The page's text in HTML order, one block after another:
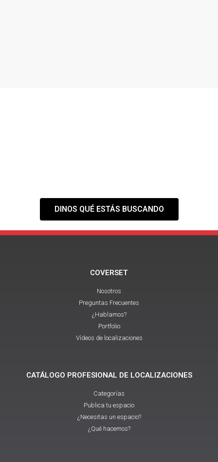
DINOS QUÉ ESTÁS BUSCANDO
COVERSET
Nosotros
Preguntas Frecuentes
¿Hablamos?
Portfolio
Vídeos de localizaciones
CATÁLOGO PROFESIONAL DE LOCALIZACIONES
Categorías
Publica tu espacio
¿Necesitas un espacio?
¿Qué hacemos?